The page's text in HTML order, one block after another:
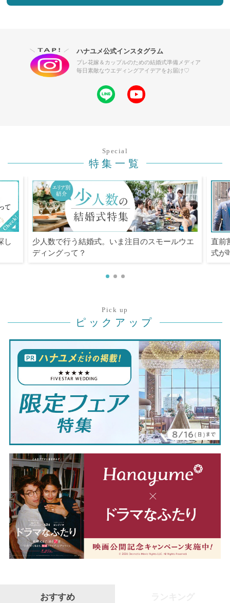
ハナユメ公式インスタグラム
プレ花嫁＆カップルのための結婚式準備メディア
毎日素敵なウエディングアイデアをお届け♡
Special
特集一覧
し
少人数で行う結婚式。いま注目のスモールウエ
ディングって？
直前
式が
Pick up
ピックアップ
おすすめ